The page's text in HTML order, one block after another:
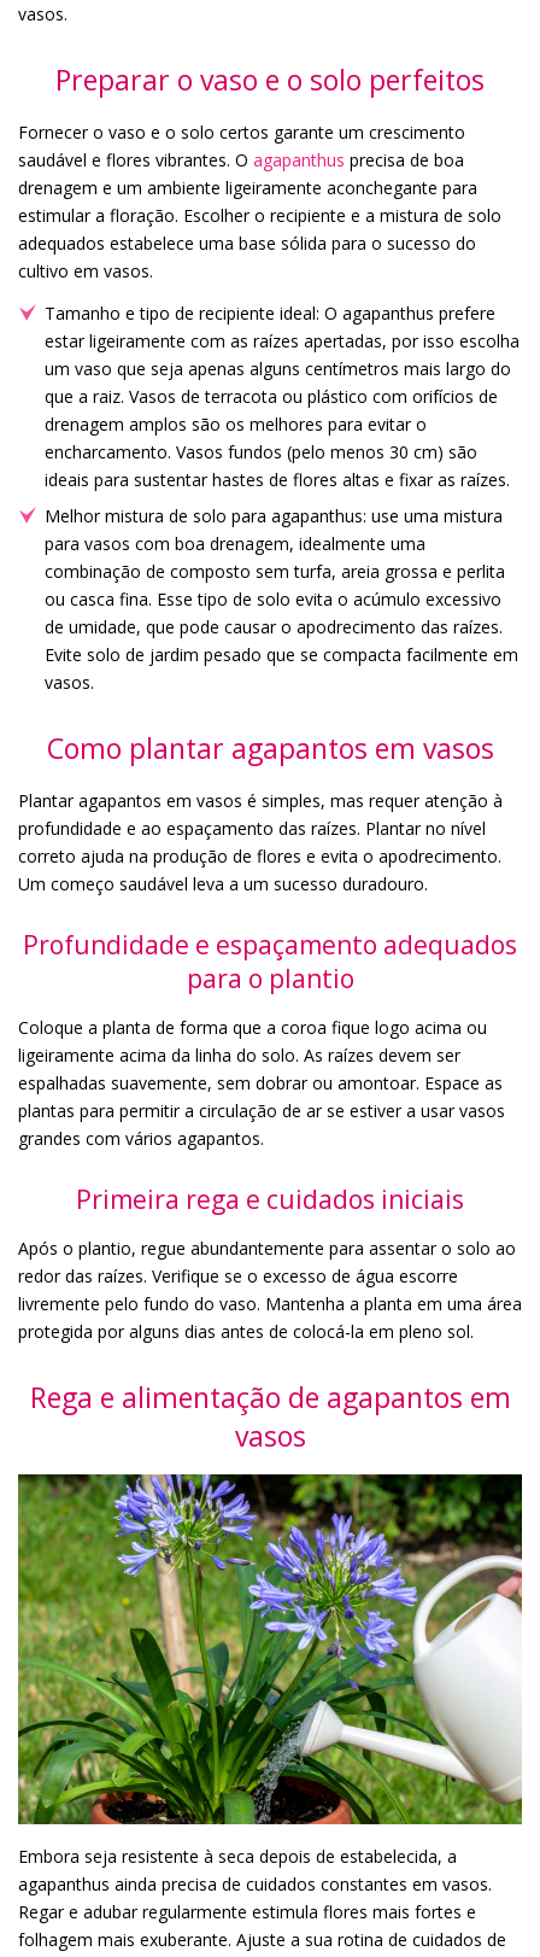
vasos.
Preparar o vaso e o solo perfeitos
Fornecer o vaso e o solo certos garante um crescimento
saudável e flores vibrantes. O agapanthus precisa de boa
drenagem e um ambiente ligeiramente aconchegante para
estimular a floração. Escolher o recipiente e a mistura de solo
adequados estabelece uma base sólida para o sucesso do
cultivo em vasos.
Tamanho e tipo de recipiente ideal: O agapanthus prefere
estar ligeiramente com as raízes apertadas, por isso escolha
um vaso que seja apenas alguns centímetros mais largo do
que a raiz. Vasos de terracota ou plástico com orifícios de
drenagem amplos são os melhores para evitar o
encharcamento. Vasos fundos (pelo menos 30 cm) são
ideais para sustentar hastes de flores altas e fixar as raízes.
Melhor mistura de solo para agapanthus: use uma mistura
para vasos com boa drenagem, idealmente uma
combinação de composto sem turfa, areia grossa e perlita
ou casca fina. Esse tipo de solo evita o acúmulo excessivo
de umidade, que pode causar o apodrecimento das raízes.
Evite solo de jardim pesado que se compacta facilmente em
vasos.
Como plantar agapantos em vasos
Plantar agapantos em vasos é simples, mas requer atenção à
profundidade e ao espaçamento das raízes. Plantar no nível
correto ajuda na produção de flores e evita o apodrecimento.
Um começo saudável leva a um sucesso duradouro.
Profundidade e espaçamento adequados
para o plantio
Coloque a planta de forma que a coroa fique logo acima ou
ligeiramente acima da linha do solo. As raízes devem ser
espalhadas suavemente, sem dobrar ou amontoar. Espace as
plantas para permitir a circulação de ar se estiver a usar vasos
grandes com vários agapantos.
Primeira rega e cuidados iniciais
Após o plantio, regue abundantemente para assentar o solo ao
redor das raízes. Verifique se o excesso de água escorre
livremente pelo fundo do vaso. Mantenha a planta em uma área
protegida por alguns dias antes de colocá-la em pleno sol.
Rega e alimentação de agapantos em
vasos
Embora seja resistente à seca depois de estabelecida, a
agapanthus ainda precisa de cuidados constantes em vasos.
Regar e adubar regularmente estimula flores mais fortes e
folhagem mais exuberante. Ajuste a sua rotina de cuidados de